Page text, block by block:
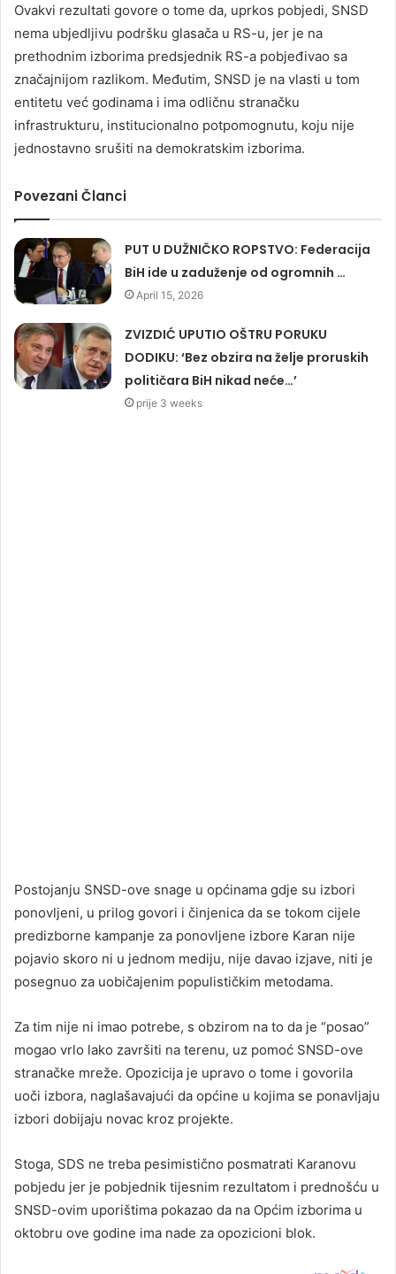
Ovakvi rezultati govore o tome da, uprkos pobjedi, SNSD
nema ubjedljivu podršku glasača u RS-u, jer je na
prethodnim izborima predsjednik RS-a pobjeđivao sa
značajnijom razlikom. Međutim, SNSD je na vlasti u tom
entitetu već godinama i ima odličnu stranačku
infrastrukturu, institucionalno potpomognutu, koju nije
jednostavno srušiti na demokratskim izborima.
Povezani Članci
PUT U DUŽNIČKO ROPSTVO: Federacija
BiH ide u zaduženje od ogromnih …
April 15, 2026
ZVIZDIĆ UPUTIO OŠTRU PORUKU
DODIKU: ‘Bez obzira na želje proruskih
političara BiH nikad neće…’
prije 3 weeks
Postojanju SNSD-ove snage u općinama gdje su izbori
ponovljeni, u prilog govori i činjenica da se tokom cijele
predizborne kampanje za ponovljene izbore Karan nije
pojavio skoro ni u jednom mediju, nije davao izjave, niti je
posegnuo za uobičajenim populističkim metodama.
Za tim nije ni imao potrebe, s obzirom na to da je “posao”
mogao vrlo lako završiti na terenu, uz pomoć SNSD-ove
stranačke mreže. Opozicija je upravo o tome i govorila
uoči izbora, naglašavajući da općine u kojima se ponavljaju
izbori dobijaju novac kroz projekte.
Stoga, SDS ne treba pesimistično posmatrati Karanovu
pobjedu jer je pobjednik tijesnim rezultatom i prednošću u
SNSD-ovim uporištima pokazao da na Općim izborima u
oktobru ove godine ima nade za opozicioni blok.